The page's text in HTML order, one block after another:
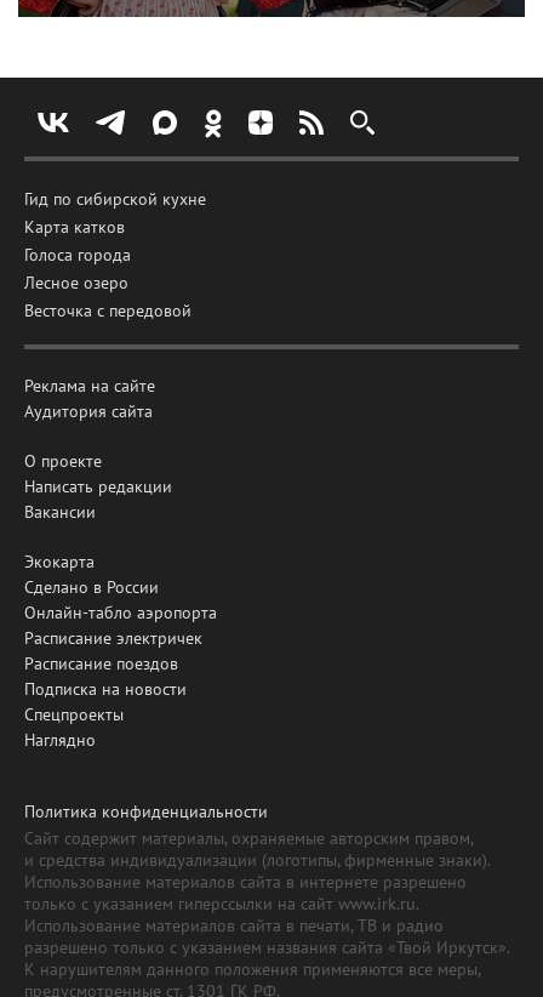
Гид по сибирской кухне
Карта катков
Голоса города
Лесное озеро
Весточка с передовой
Реклама на сайте
Аудитория сайта
О проекте
Написать редакции
Вакансии
Экокарта
Сделано в России
Онлайн-табло аэропорта
Расписание электричек
Расписание поездов
Подписка на новости
Спецпроекты
Наглядно
Политика конфиденциальности
Сайт содержит материалы, охраняемые авторским правом,
и средства индивидуализации (логотипы, фирменные знаки).
Использование материалов сайта в интернете разрешено
только с указанием гиперссылки на сайт www.irk.ru.
Использование материалов сайта в печати, ТВ и радио
разрешено только с указанием названия сайта «Твой Иркутск».
К нарушителям данного положения применяются все меры,
предусмотренные ст. 1301 ГК РФ.